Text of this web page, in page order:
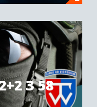
З 58